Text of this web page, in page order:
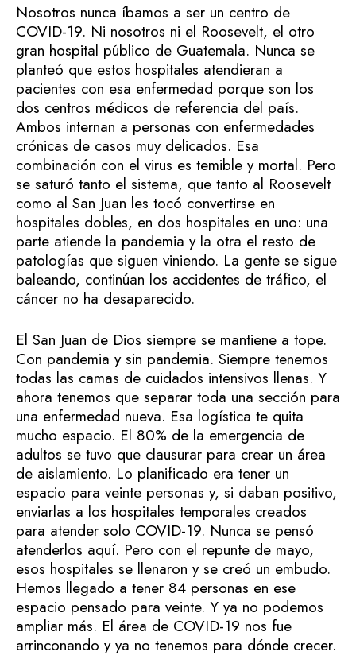
Nosotros nunca íbamos a ser un centro de
COVID-19. Ni nosotros ni el Roosevelt, el otro
gran hospital público de Guatemala. Nunca se
planteó que estos hospitales atendieran a
pacientes con esa enfermedad porque son los
dos centros médicos de referencia del país.
Ambos internan a personas con enfermedades
crónicas de casos muy delicados. Esa
combinación con el virus es temible y mortal. Pero
se saturó tanto el sistema, que tanto al Roosevelt
como al San Juan les tocó convertirse en
hospitales dobles, en dos hospitales en uno: una
parte atiende la pandemia y la otra el resto de
patologías que siguen viniendo. La gente se sigue
baleando, continúan los accidentes de tráfico, el
cáncer no ha desaparecido.
El San Juan de Dios siempre se mantiene a tope.
Con pandemia y sin pandemia. Siempre tenemos
todas las camas de cuidados intensivos llenas. Y
ahora tenemos que separar toda una sección para
una enfermedad nueva. Esa logística te quita
mucho espacio. El 80% de la emergencia de
adultos se tuvo que clausurar para crear un área
de aislamiento. Lo planificado era tener un
espacio para veinte personas y, si daban positivo,
enviarlas a los hospitales temporales creados
para atender solo COVID-19. Nunca se pensó
atenderlos aquí. Pero con el repunte de mayo,
esos hospitales se llenaron y se creó un embudo.
Hemos llegado a tener 84 personas en ese
espacio pensado para veinte. Y ya no podemos
ampliar más. El área de COVID-19 nos fue
arrinconando y ya no tenemos para dónde crecer.